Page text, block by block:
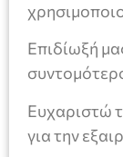
Επιδίωξή
Ευχαριστώ
για την